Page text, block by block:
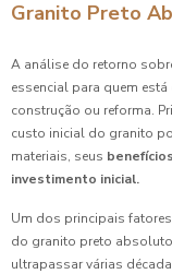
Granito Preto
A análise do retorno
essencial para quem
construção ou reforma.
custo inicial do granito
materiais, seus
investimento inicial.
Um dos principais
do granito preto
ultrapassar várias